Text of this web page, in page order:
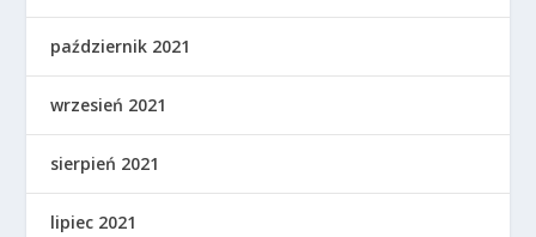
październik 2021
wrzesień 2021
sierpień 2021
lipiec 2021